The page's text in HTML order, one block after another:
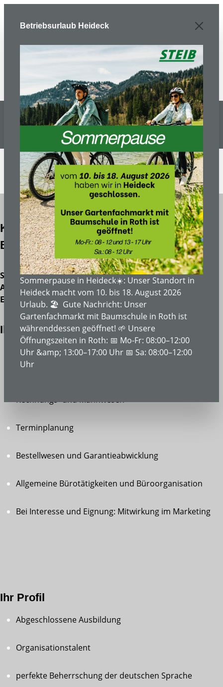
Aktuelle Stellenangebote
Wir suchen ab sofort:
Kauffrau/Kaufmann (m/w/d) für
Bürokommunikation
Standort:Heideck/Roth
Arbeitszeit: Vollzeit / Teilzeit
Eintrittstermin: ab sofort oder nach Vereinbarung
Ihre Aufgaben
Bearbeitung von Kundenanfragen bzgl. Angeboten,
Rechnungs- und Mahnwesen
Terminplanung
Bestellwesen und Garantieabwicklung
Allgemeine Bürotätigkeiten und Büroorganisation
Bei Interesse und Eignung: Mitwirkung im Marketing
Ihr Profil
Abgeschlossene Ausbildung
Organisationstalent
perfekte Beherrschung der deutschen Sprache
Betriebsurlaub Heideck
Sommerpause in Heideck☀️: Unser Standort in
Heideck macht vom 10. bis 18. August 2026
Urlaub. 🏖️ Gute Nachricht: Unser
Gartenfachmarkt mit Baumschule in Roth ist
währenddessen geöffnet! 🌱 Unsere
Öffnungszeiten in Roth: 📅 Mo-Fr: 08:00–12:00
Uhr &amp; 13:00–17:00 Uhr 📅 Sa: 08:00–12:00
Uhr